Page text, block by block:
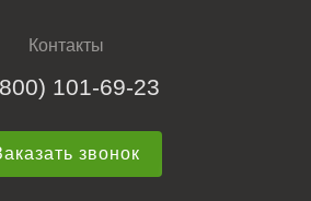
Контакты
101-69-23
звонок